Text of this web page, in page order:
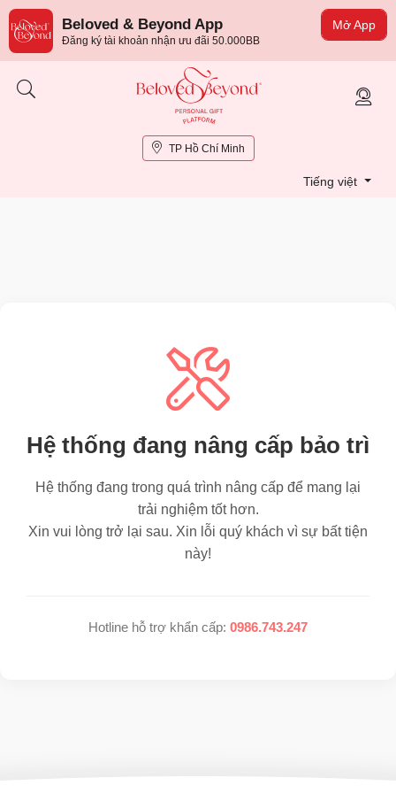
Mở App
Beloved & Beyond App
Đăng ký tài khoản nhận ưu đãi 50.000BB
TP Hồ Chí Minh
Tiếng việt
Hệ thống đang nâng cấp bảo trì
Hệ thống đang trong quá trình nâng cấp để mang lại
trải nghiệm tốt hơn.
Xin vui lòng trở lại sau. Xin lỗi quý khách vì sự bất tiện
này!
Hotline hỗ trợ khẩn cấp: 0986.743.247